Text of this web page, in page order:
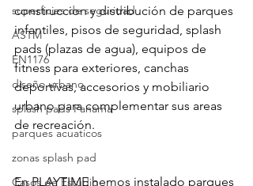
superficies de seguridad
ASTM
EN1176
diseño urbano
splash pads Panama
parques acuaticos
zonas splash pad
Casos de Estudio
construccion y distribución de parques
infantiles, pisos de seguridad, splash
pads (plazas de agua), equipos de
fitness para exteriores, canchas
deportivas, accesorios y mobiliario
urbano para complementar sus areas
de recreación.
En PLAYTIME hemos instalado parques